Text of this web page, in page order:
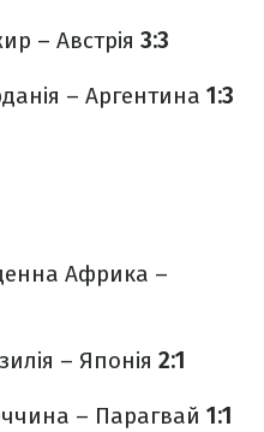
– Австрія 3:3
– Аргентина 1:3
Африка –
– Японія 2:1
– Парагвай 1:1